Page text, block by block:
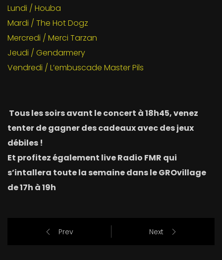
Lundi / Houba
Mardi / The Hot Dogz
Mercredi / Merci Tarzan
Jeudi / Gendarmery
Vendredi / L’embuscade Master Pils
Tous les soirs avant le concert à 18h45, venez
tenter de gagner des cadeaux avec des jeux
débiles !
Et profitez également live Radio FMR qui
s’intallera toute la semaine dans le GROvillage
de 17h à 19h
Prev Next